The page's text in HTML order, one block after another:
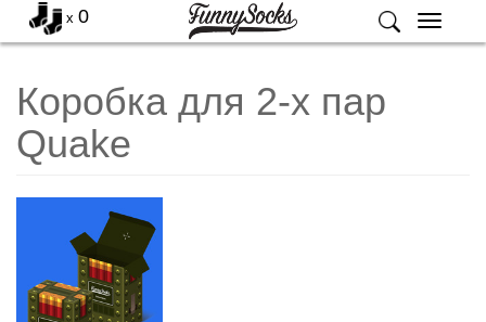
Меню
x 0
Коробка для 2-х пар
Quake